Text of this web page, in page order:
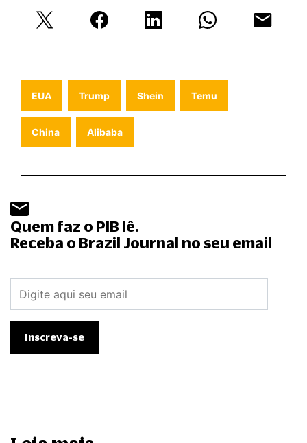
EUA Trump Shein Temu
China Alibaba
Quem faz o PIB lê.
Receba o Brazil Journal no seu email